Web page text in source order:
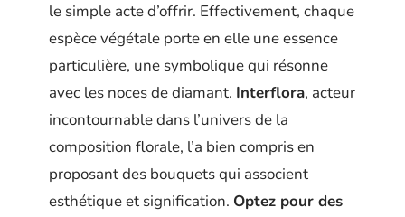
le simple acte d’offrir. Effectivement, chaque
espèce végétale porte en elle une essence
particulière, une symbolique qui résonne
avec les noces de diamant. Interflora, acteur
incontournable dans l’univers de la
composition florale, l’a bien compris en
proposant des bouquets qui associent
esthétique et signification. Optez pour des